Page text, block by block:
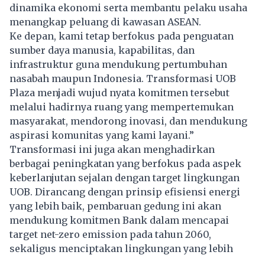
dinamika ekonomi serta membantu pelaku usaha
menangkap peluang di kawasan ASEAN.
Ke depan, kami tetap berfokus pada penguatan
sumber daya manusia, kapabilitas, dan
infrastruktur guna mendukung pertumbuhan
nasabah maupun Indonesia. Transformasi UOB
Plaza menjadi wujud nyata komitmen tersebut
melalui hadirnya ruang yang mempertemukan
masyarakat, mendorong inovasi, dan mendukung
aspirasi komunitas yang kami layani.”
Transformasi ini juga akan menghadirkan
berbagai peningkatan yang berfokus pada aspek
keberlanjutan sejalan dengan target lingkungan
UOB. Dirancang dengan prinsip efisiensi energi
yang lebih baik, pembaruan gedung ini akan
mendukung komitmen Bank dalam mencapai
target net-zero emission pada tahun 2060,
sekaligus menciptakan lingkungan yang lebih